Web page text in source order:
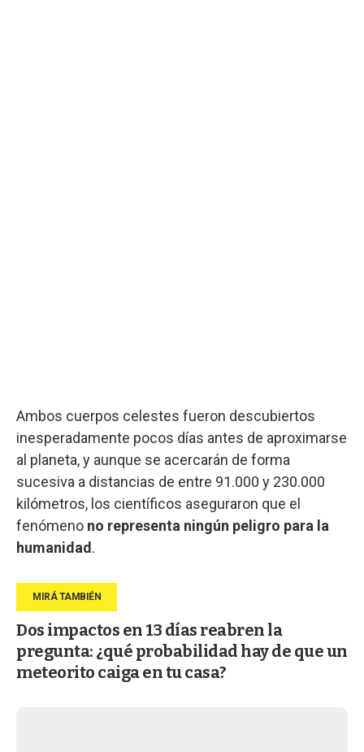
Ambos cuerpos celestes fueron descubiertos
inesperadamente pocos días antes de aproximarse
al planeta, y aunque se acercarán de forma
sucesiva a distancias de entre 91.000 y 230.000
kilómetros, los científicos aseguraron que el
fenómeno no representa ningún peligro para la
humanidad .
Dos impactos en 13 días reabren la
pregunta: ¿qué probabilidad hay de que un
meteorito caiga en tu casa?